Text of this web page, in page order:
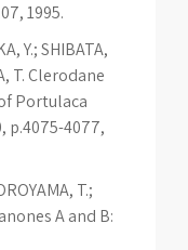
1995.
Y.; SHIBATA,
T. Clerodane
Portulaca
p.4075-4077,
T.;
A and B: